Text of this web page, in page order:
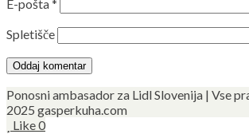
E-pošta*
Spletišče
Ponosni ambasador za Lidl Slovenija | Vse
2025 gasperkuha.com
Like0